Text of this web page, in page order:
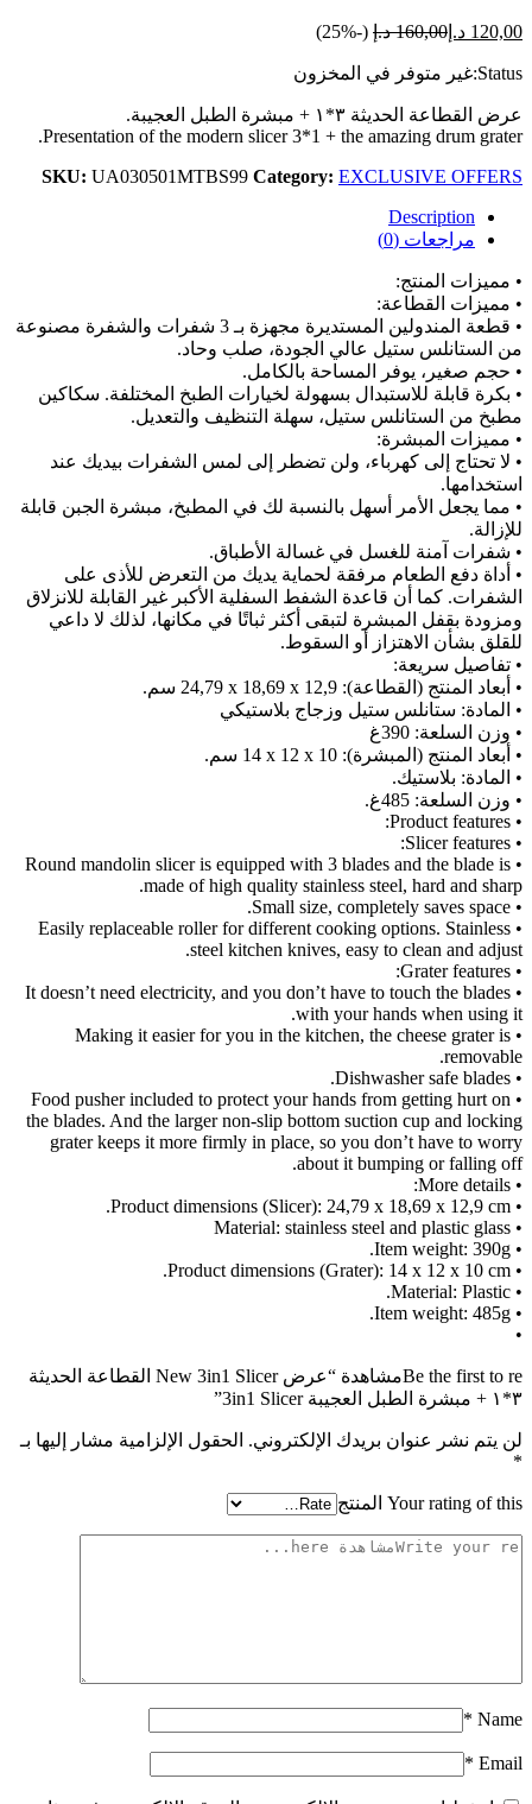
120,00 د.إ 160,00 د.إ (-25%)
Status: غير متوفر في المخزون
عرض القطاعة الحديثة ٣*١ + مبشرة الطبل العجيبة.
Presentation of the modern slicer 3*1 + the amazing drum grater.
SKU: UA030501MTBS99 Category: EXCLUSIVE OFFERS
Description
مراجعات (0)
• مميزات المنتج:
• مميزات القطاعة:
• قطعة المندولين المستديرة مجهزة بـ 3 شفرات والشفرة مصنوعة
من الستانلس ستيل عالي الجودة، صلب وحاد.
• حجم صغير، يوفر المساحة بالكامل.
• بكرة قابلة للاستبدال بسهولة لخيارات الطبخ المختلفة. سكاكين
مطبخ من الستانلس ستيل، سهلة التنظيف والتعديل.
• مميزات المبشرة:
• لا تحتاج إلى كهرباء، ولن تضطر إلى لمس الشفرات بيديك عند
استخدامها.
• مما يجعل الأمر أسهل بالنسبة لك في المطبخ، مبشرة الجبن قابلة
للإزالة.
• شفرات آمنة للغسل في غسالة الأطباق.
• أداة دفع الطعام مرفقة لحماية يديك من التعرض للأذى على
الشفرات. كما أن قاعدة الشفط السفلية الأكبر غير القابلة للانزلاق
ومزودة بقفل المبشرة لتبقى أكثر ثباتًا في مكانها، لذلك لا داعي
للقلق بشأن الاهتزاز أو السقوط.
• تفاصيل سريعة:
• أبعاد المنتج (القطاعة): ‎24,79 x 18,69 x 12,9 سم.
• المادة: ‎ستانلس ستيل وزجاج بلاستيكي
• وزن السلعة: ‎390غ
• أبعاد المنتج (المبشرة): ‎14 x 12 x 10 سم.
• المادة: بلاستيك.
• وزن السلعة: ‎485غ.
• Product features:
• Slicer features:
• Round mandolin slicer is equipped with 3 blades and the blade is
made of high quality stainless steel, hard and sharp.
• Small size, completely saves space.
• Easily replaceable roller for different cooking options. Stainless
steel kitchen knives, easy to clean and adjust.
• Grater features:
• It doesn’t need electricity, and you don’t have to touch the blades
with your hands when using it.
• Making it easier for you in the kitchen, the cheese grater is
removable.
• Dishwasher safe blades.
• Food pusher included to protect your hands from getting hurt on
the blades. And the larger non-slip bottom suction cup and locking
grater keeps it more firmly in place, so you don’t have to worry
about it bumping or falling off.
• More details:
• Product dimensions (Slicer): 24,79 x 18,69 x 12,9 cm.
• Material: stainless steel and plastic glass
• Item weight: 390g.
• Product dimensions (Grater): 14 x 12 x 10 cm.
• Material: Plastic.
• Item weight: 485g.
•
Be the first to reمشاهدة “عرض New 3in1 Slicer القطاعة الحديثة
٣*١ + مبشرة الطبل العجيبة 3in1 Slicer”
لن يتم نشر عنوان بريدك الإلكتروني. الحقول الإلزامية مشار إليها بـ
*
Your rating of this المنتج
Name
*
Email
*